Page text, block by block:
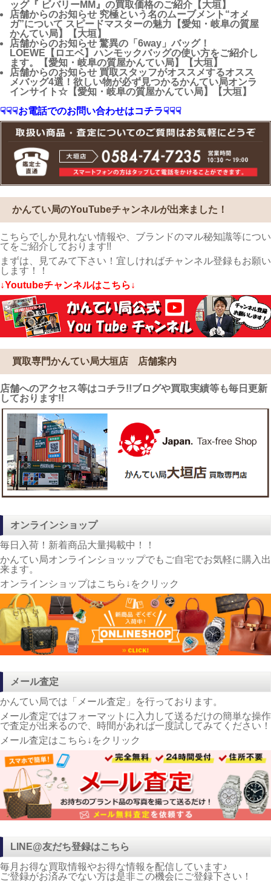
ッグ『 ビバリーMM』の買取価格のご紹介【大垣】
店舗からのお知らせ 究極という名のムーブメント“オメ
ガ”について スピードマスターの魅力【愛知・岐阜の質屋
かんてい局】【大垣】
店舗からのお知らせ 驚異の「6way」バッグ！
LOEWE【ロエベ】ハンモックバッグの使い方をご紹介し
ます。【愛知・岐阜の質屋かんてい局】【大垣】
店舗からのお知らせ 買取スタッフがオススメするオスス
メバッグ4選！欲しい物が必ず見つかるかんてい局オンラ
インサイト☆【愛知・岐阜の質屋かんてい局】【大垣】
☟☟☟お電話でのお問い合わせはコチラ☟☟☟
かんてい局のYouTubeチャンネルが出来ました！
こちらでしか見れない情報や、ブランドのマル秘知識等につい
てをご紹介しております!!
まずは、見てみて下さい！宜しければチャンネル登録もお願い
します！！
↓Youtubeチャンネルはこちら↓
買取専門かんてい局大垣店 店舗案内
店舗へのアクセス等はコチラ!!ブログや買取実績等も毎日更新
しております!!
オンラインショップ
毎日入荷！新着商品大量掲載中！！
かんてい局オンラインショッップでもご自宅でお気軽に購入出
来ます。
オンラインショップはこちら↓をクリック
メール査定
かんてい局では「メール査定」を行っております。
メール査定ではフォーマットに入力して送るだけの簡単な操作
で査定が出来るので、時間があれば一度試してみてください！
メール査定はこちら↓をクリック
LINE@友だち登録はこちら
毎月お得な買取情報やお得な情報を配信しています♪
ご登録がお済みでない方は是非この機会にご登録下さい！